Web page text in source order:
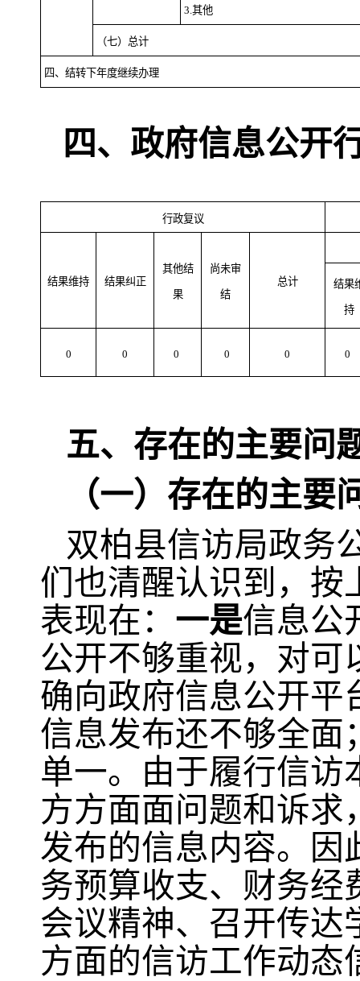
3.其他
（七）总计
四、结转下年度继续办理
四、政府信息公开
行政复议
结果维持 结果纠正
其他结
果
尚未审
结
总计 结果
持
0 0 0 0 0 0
五、存在的主要问
（一） 存在的主要
双柏县信访局政务
们也清醒认识到，按
表现在： 一是信息公
公开不够重视，对可
确向政府信息公开平
信息发布还不够全面
单一。由于履行信访
方方面面问题和诉求
发布的信息内容。因
务预算收支、财务经
会议精神、召开传达
方面的信访工作动态